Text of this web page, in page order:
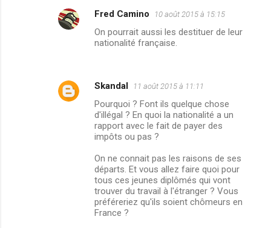
Fred Camino 10 août 2015 à 15:15
On pourrait aussi les destituer de leur
nationalité française.
Skandal 11 août 2015 à 11:11
Pourquoi ? Font ils quelque chose
d'illégal ? En quoi la nationalité a un
rapport avec le fait de payer des
impôts ou pas ?
On ne connait pas les raisons de ses
départs. Et vous allez faire quoi pour
tous ces jeunes diplômés qui vont
trouver du travail à l'étranger ? Vous
préféreriez qu'ils soient chômeurs en
France ?